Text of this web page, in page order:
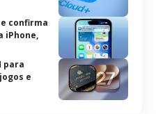
confirma
iPhone,
para
e